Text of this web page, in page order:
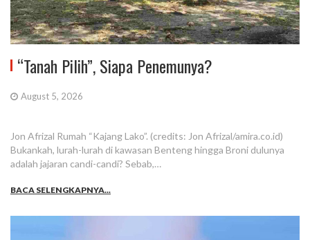
“Tanah Pilih”, Siapa Penemunya?
August 5, 2026
Jon Afrizal Rumah “Kajang Lako”. (credits: Jon Afrizal/amira.co.id)
Bukankah, lurah-lurah di kawasan Benteng hingga Broni dulunya
adalah jajaran candi-candi? Sebab,…
BACA SELENGKAPNYA...